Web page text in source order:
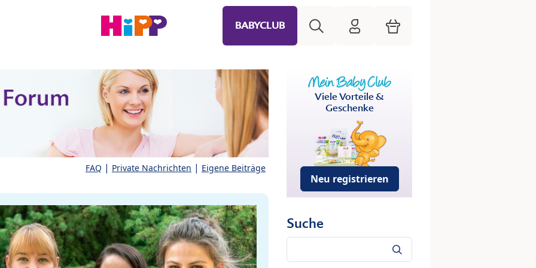
BABYCLUB HiPP Mein Babyclub
Warenkorb
FAQ | Private Nachrichten | Eigene Beiträge
Viele Vorteile &
Geschenke
Neu registrieren
Suche